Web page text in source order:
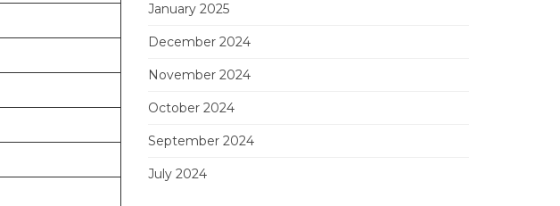
January 2025
December 2024
November 2024
October 2024
September 2024
July 2024